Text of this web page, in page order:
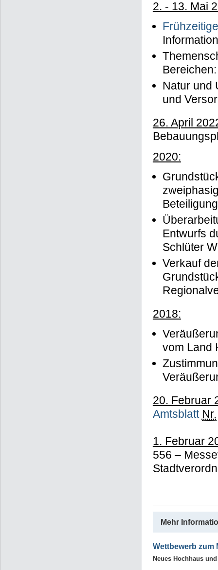
2. - 13. Mai
Bereichen:
Natur und
und
26. April
2020:
Entwurfs
Schlüter
Verkauf
2018:
vom Land
20. Februar
Amtsblatt Nr.
1. Februar
556 –
Mehr
Wettbewerb zum
Neues Hochhaus